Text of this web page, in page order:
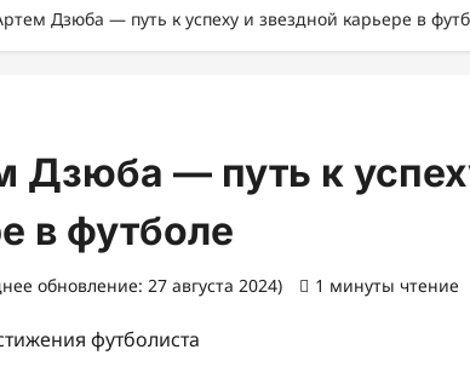
Дзюба — путь к успеху и звездной карьере в
Дзюба — путь к
в футболе
обновление: 27 августа 2024) 1 минуты чтение